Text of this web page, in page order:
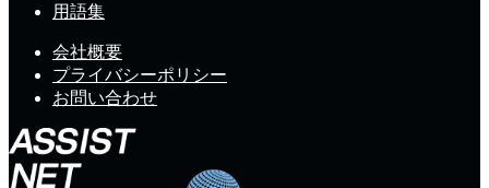
用語集
会社概要
プライバシーポリシー
お問い合わせ